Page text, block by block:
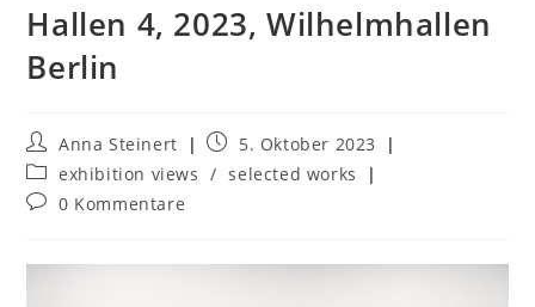
Hallen 4, 2023, Wilhelmhallen
Berlin
Anna Steinert
5. Oktober 2023
exhibition views / selected works
0 Kommentare